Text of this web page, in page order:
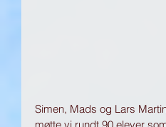
Simen, Mads og Lars
møtte vi rundt 90 elever